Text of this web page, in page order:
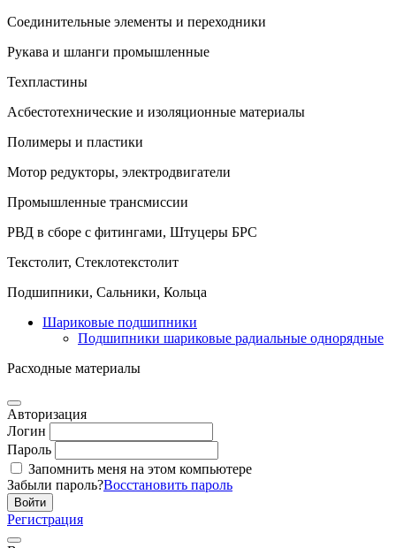
Соединительные элементы и переходники
Рукава и шланги промышленные
Техпластины
Асбестотехнические и изоляционные материалы
Полимеры и пластики
Мотор редукторы, электродвигатели
Промышленные трансмиссии
РВД в сборе с фитингами, Штуцеры БРС
Текстолит, Стеклотекстолит
Подшипники, Сальники, Кольца
Шариковые подшипники
Подшипники шариковые радиальные однорядные
Расходные материалы
Авторизация
Логин
Пароль
Запомнить меня на этом компьютере
Забыли пароль?Восстановить пароль
Регистрация